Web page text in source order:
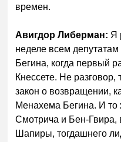
времен.
Авигдор Либерман: Я
неделе всем
Бегина, когда первый
Кнессете. Не
закон о возвращении,
Менахема Бегина. И то
Смотрича и Бен-Гвира,
Шапиры, тогдашнего